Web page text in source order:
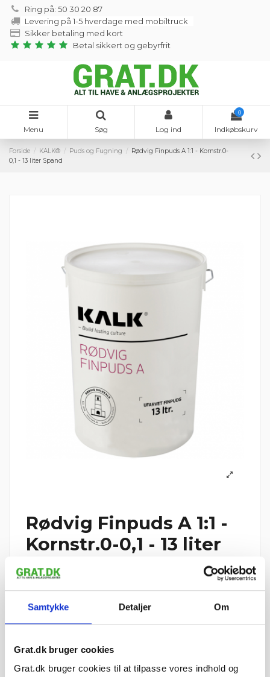
Samtykke Detaljer Om
Grat.dk bruger cookies
Grat.dk bruger cookies til at tilpasse vores indhold og
Ring på: 50 30 20 87
Levering på 1-5 hverdage med mobiltruck
Sikker betaling med kort
Betal sikkert og gebyrfrit
Menu Søg Log ind
0
Indkøbskurv
Forside KALK® Puds og Fugning
Rødvig Finpuds A 1:1 - Kornstr.0-
0,1 - 13 liter Spand
Rødvig Finpuds A 1:1 -
Kornstr.0-0,1 - 13 liter
Spand
706,24 kr. pr. stk.
5 stk.